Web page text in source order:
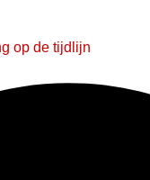
op de tijdlijn